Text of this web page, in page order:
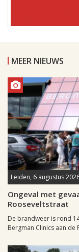
MEER NIEUWS
Leiden, 6 augustus
Ongeval met
Rooseveltstraat
De brandweer is rond
Bergman Clinics aan de